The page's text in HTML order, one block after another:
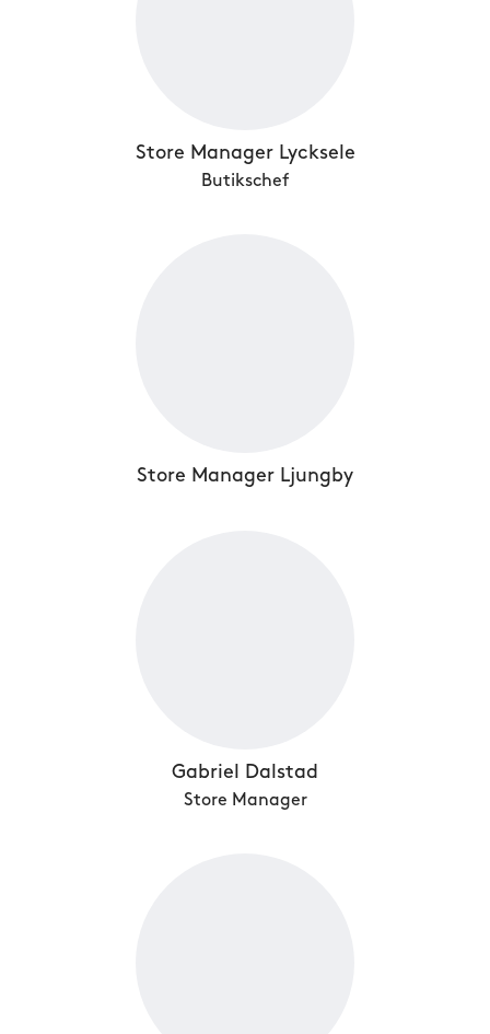
Store Manager Lycksele
Butikschef
Store Manager Ljungby
Gabriel Dalstad
Store Manager